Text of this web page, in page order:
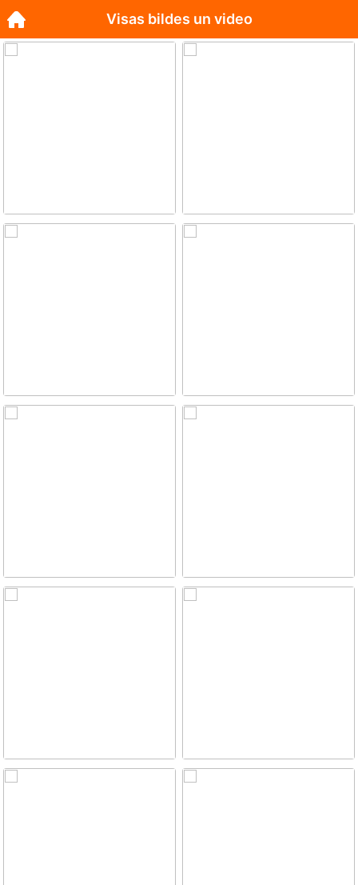
Visas bildes un video